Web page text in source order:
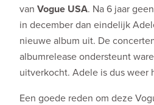
van Vogue USA. Na 6 jaar
in december dan eindelijk
nieuwe album uit. De
albumrelease ondersteunt
uitverkocht. Adele is dus weer
Een goede reden om deze